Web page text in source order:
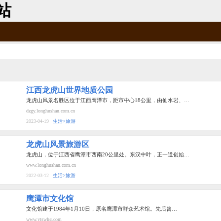
江西龙虎山世界地质公园
龙虎山风景名胜区位于江西鹰潭市，距市中心18公里，由仙水岩、…
dzgy.longhushan.com.cn
2023-04-19
生活>旅游
龙虎山风景旅游区
龙虎山，位于江西省鹰潭市西南20公里处。东汉中叶，正一道创始…
www.longhushan.com.cn
2022-03-12
生活>旅游
鹰潭市文化馆
文化馆建于1984年1月10日，原名鹰潭市群众艺术馆。先后曾…
www.ytswhg.com